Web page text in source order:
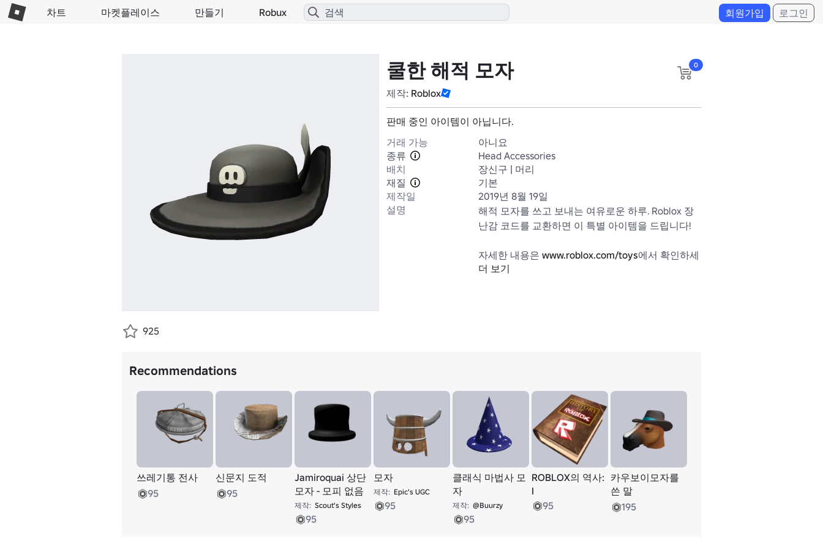
차트 마켓플레이스 만들기 Robux 회원가입 로그인
쿨한 해적 모자
제작: Roblox
0
판매 중인 아이템이 아닙니다.
거래 가능
아니요
종류
Head Accessories
배치
장신구 | 머리
재질
기본
제작일
2019년 8월 19일
설명
해적 모자를 쓰고 보내는 여유로운 하루. Roblox 장
난감 코드를 교환하면 이 특별 아이템을 드립니다!
자세한 내용은 www.roblox.com/toys에서 확인하세
요...
더 보기
925
Recommendations
쓰레기통 전사
95
신문지 도적
95
Jamiroquai 상단
모자 - 모피 없음
제작: Scout's Styles
95
모자
제작: Epic's UGC
95
클래식 마법사 모
자
제작: @Buurzy
95
ROBLOX의 역사:
I
95
카우보이모자를
쓴 말
195